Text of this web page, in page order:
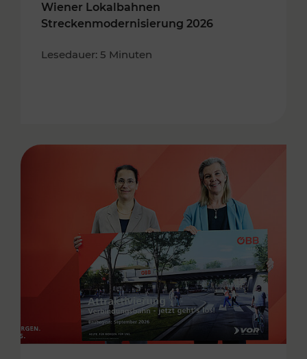
Wiener Lokalbahnen
Streckenmodernisierung 2026
Lesedauer: 5 Minuten